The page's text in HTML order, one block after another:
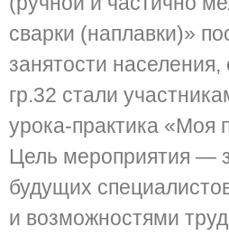
сварки (наплавки)»
занятости
гр.32 стали
урока-практика «Моя
Цель мероприятия —
будущих
и возможностями